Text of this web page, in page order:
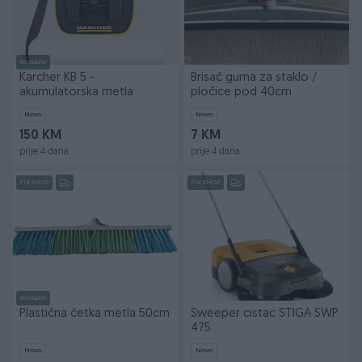
Dostupno
Karcher KB 5 -
akumulatorska metla
Novo
150 KM
prije 4 dana
Brisač guma za staklo /
pločice pod 40cm
Novo
7 KM
prije 4 dana
PIK SHOP
Dostupno
Plastična četka metla 50cm
Novo
PIK SHOP
Sweeper cistac STIGA SWP
475
Novo